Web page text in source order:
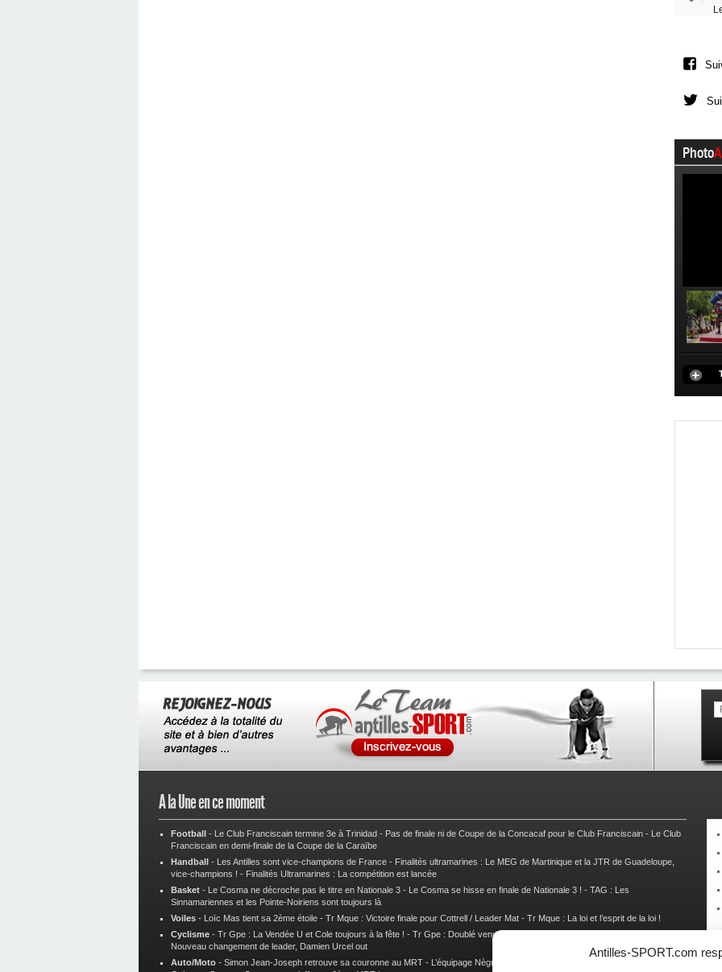
Antilles-SPORT.com
Photo
A la Une en ce moment
Football - Le Club Franciscain termine 3e à Trinidad - Pas de finale ni de Coupe de la Concacaf pour le Club Franciscain - Le Club
Franciscain en demi-finale de la Coupe de la Caraïbe
Handball - Les Antilles sont vice-champions de France - Finalités ultramarines : Le MEG de Martinique et la JTR de Guadeloupe,
vice-champions ! - Finalités Ultramarines : La compétition est lancée
Basket - Le Cosma ne décroche pas le titre en Nationale 3 - Le Cosma se hisse en finale de Nationale 3 ! - TAG : Les
Sinnamariennes et les Pointe-Noiriens sont toujours là
Voiles - Loïc Mas tient sa 2ème étoile - Tr Mque : Victoire finale pour Cottrell / Leader Mat - Tr Mque : La loi et l’esprit de la loi !
Cyclisme - Tr Gpe : La Vendée U et Cole toujours à la fête ! - Tr Gpe : Doublé vendéen sur l’étape des Mamelles
Nouveau changement de leader, Damien Urcel out
Auto/Moto - Simon Jean-Joseph retrouve sa couronne au MRT - L’équipage Nègre – Gérard remporte le 9e rallye du Pays Marie-